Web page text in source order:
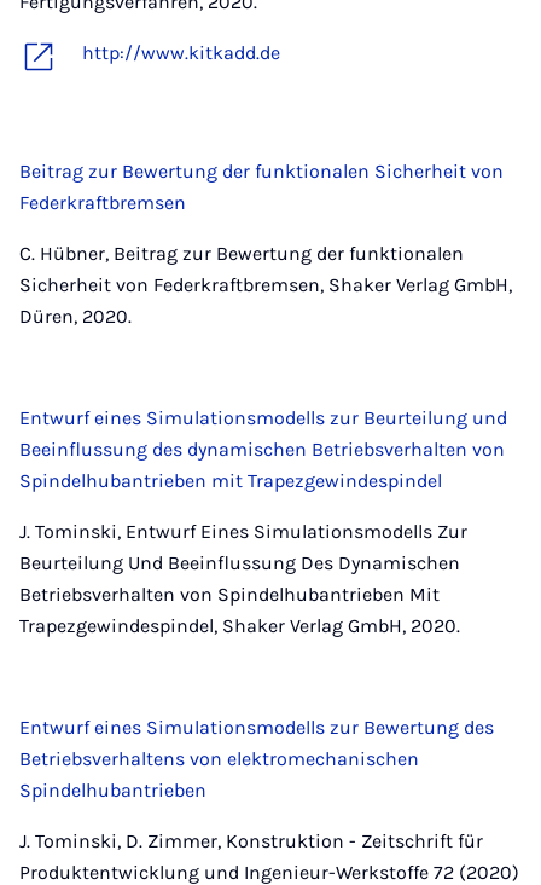
http://www.kitkadd.de
Beitrag zur Bewertung der funktionalen Sicherheit von
Federkraftbremsen
C. Hübner, Beitrag zur Bewertung der funktionalen
Sicherheit von Federkraftbremsen, Shaker Verlag GmbH,
Düren, 2020.
Entwurf eines Simulationsmodells zur Beurteilung und
Beeinflussung des dynamischen Betriebsverhalten von
Spindelhubantrieben mit Trapezgewindespindel
J. Tominski, Entwurf Eines Simulationsmodells Zur
Beurteilung Und Beeinflussung Des Dynamischen
Betriebsverhalten von Spindelhubantrieben Mit
Trapezgewindespindel, Shaker Verlag GmbH, 2020.
Entwurf eines Simulationsmodells zur Bewertung des
Betriebsverhaltens von elektromechanischen
Spindelhubantrieben
J. Tominski, D. Zimmer, Konstruktion - Zeitschrift für
Produktentwicklung und Ingenieur-Werkstoffe 72 (2020)